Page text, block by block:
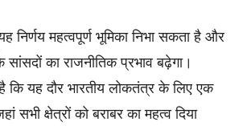
निर्णय महत्वपूर्ण भूमिका निभा सकता है और
का राजनीतिक प्रभाव बढ़ेगा।
है कि यह दौर भारतीय लोकतंत्र के लिए एक
सभी क्षेत्रों को बराबर का महत्व दिया